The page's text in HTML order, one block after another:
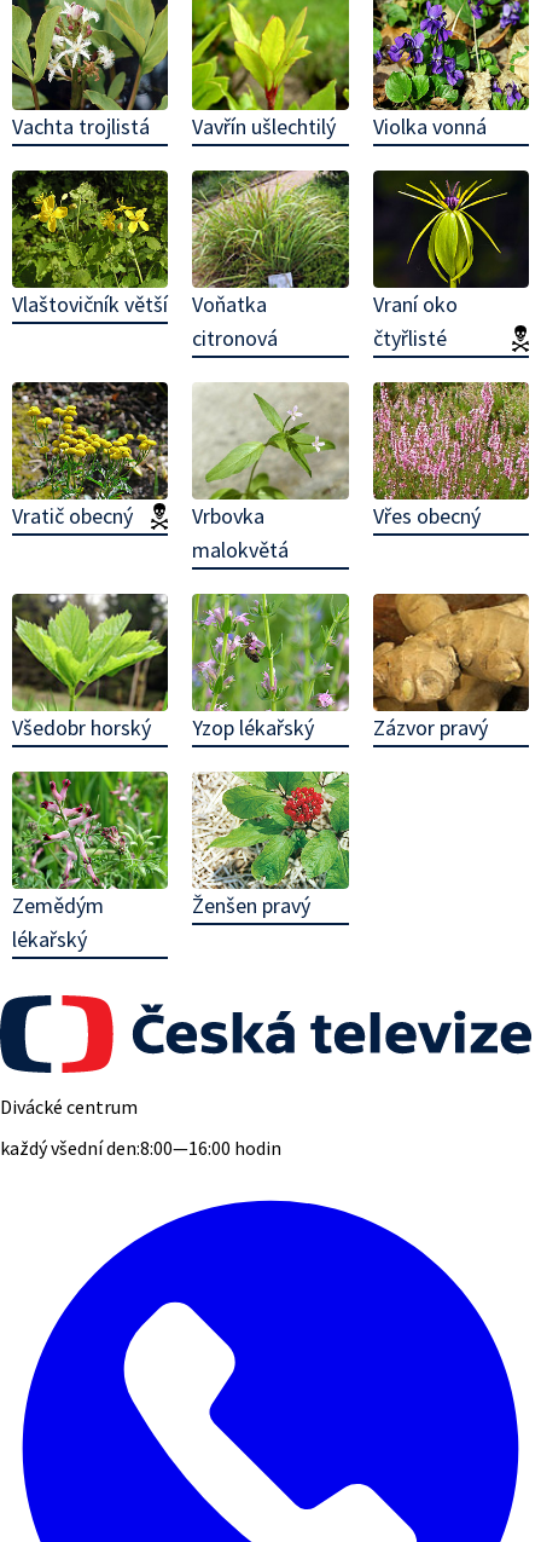
Vachta trojlistá Vavřín ušlechtilý Violka vonná
Vlaštovičník větší
Voňatka
citronová
Vraní oko
čtyřlisté
Vratič obecný (jedovatá!)
Vrbovka
malokvětá
Vřes obecný
Všedobr horský Yzop lékařský Zázvor pravý
Zemědým
lékařský
Ženšen pravý